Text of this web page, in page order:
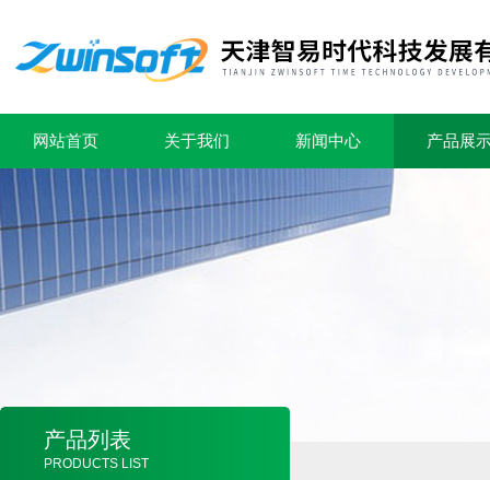
网站首页 关于我们 新闻中心 产品展
产品列表
PRODUCTS LIST